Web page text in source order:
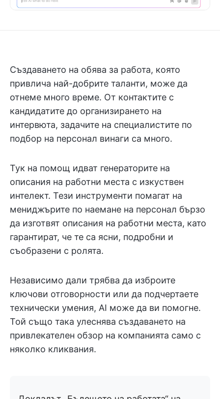
Създаването на обява за работа, която
привлича най-добрите таланти, може да
отнеме много време. От контактите с
кандидатите до организирането на
интервюта, задачите на специалистите по
подбор на персонал винаги са много.
Тук на помощ идват генераторите на
описания на работни места с изкуствен
интелект. Тези инструменти помагат на
мениджърите по наемане на персонал бързо
да изготвят описания на работни места, като
гарантират, че те са ясни, подробни и
съобразени с ролята.
Независимо дали трябва да изброите
ключови отговорности или да подчертаете
технически умения, AI може да ви помогне.
Той също така улеснява създаването на
привлекателен обзор на компанията само с
няколко кликвания.